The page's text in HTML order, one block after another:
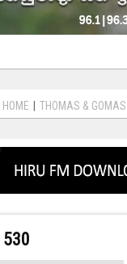
THOMAS & GOMAS